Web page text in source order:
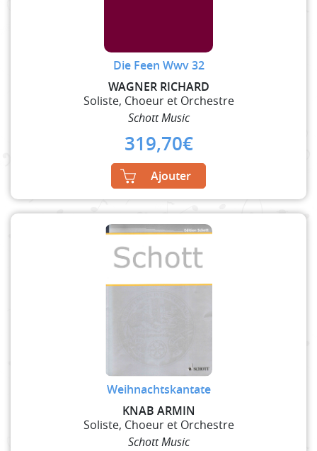
Die Feen Wwv 32
WAGNER RICHARD
Soliste, Choeur et Orchestre
Schott Music
319,70€
Ajouter
Weihnachtskantate
KNAB ARMIN
Soliste, Choeur et Orchestre
Schott Music